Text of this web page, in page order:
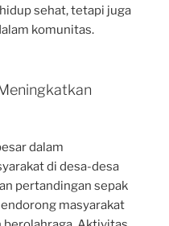
sehat, tetapi juga
komunitas.
dalam
di desa-desa
pertandingan sepak
masyarakat